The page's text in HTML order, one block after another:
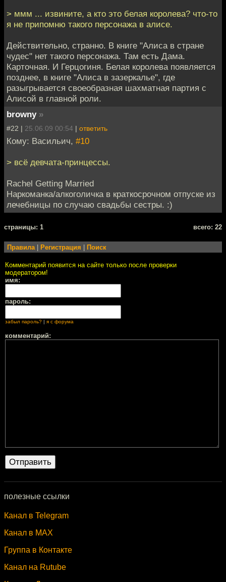
> ммм ... извините, а кто это белая королева? что-то
я не припомню такого персонажа в алисе.
Действительно, странно. В книге "Алиса в стране
чудес" нет такого персонажа. Там есть Дама.
Карточная. И Герцогиня. Белая королева появляется
позднее, в книге "Алиса в зазеркалье", где
разыгрывается своеобразная шахматная партия с
Алисой в главной роли.
browny »
#22 | 25.06.09 00:54 | ответить
Кому: Васильич, #10
> всё девчата-принцессы.
Rachel Getting Married
Наркоманка/алкоголичка в краткосрочном отпуске из
лечебницы по случаю свадьбы сестры. :)
cтраницы: 1 всего: 22
Правила| Регистрация Поиск
Комментарий появится на сайте только после проверки
модератором!
имя:
пароль:
забыл пароль? | я с форума
комментарий:
полезные ссылки
Канал в Telegram
Канал в MAX
Группа в Контакте
Канал на Rutube